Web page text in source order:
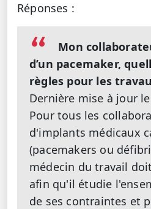
Réponses :
Mon
d’un pacemaker,
règles pour les
Dernière mise à jour
Pour tous les
d'implants médicaux
(pacemakers ou
médecin du travail
afin qu'il étudie
de ses contraintes et